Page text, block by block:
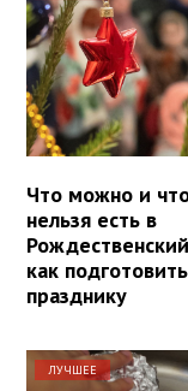
Что можно и
нельзя есть в
как
празднику
ЛУЧШЕЕ